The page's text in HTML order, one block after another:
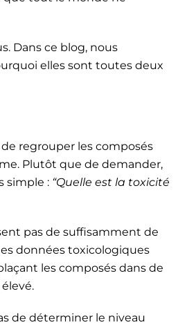
Dans ce blog, nous
elles sont toutes deux
regrouper les composés
Plutôt que de demander,
simple : “Quelle est la toxicité
pas de suffisamment de
données toxicologiques
les composés dans de
de déterminer le niveau